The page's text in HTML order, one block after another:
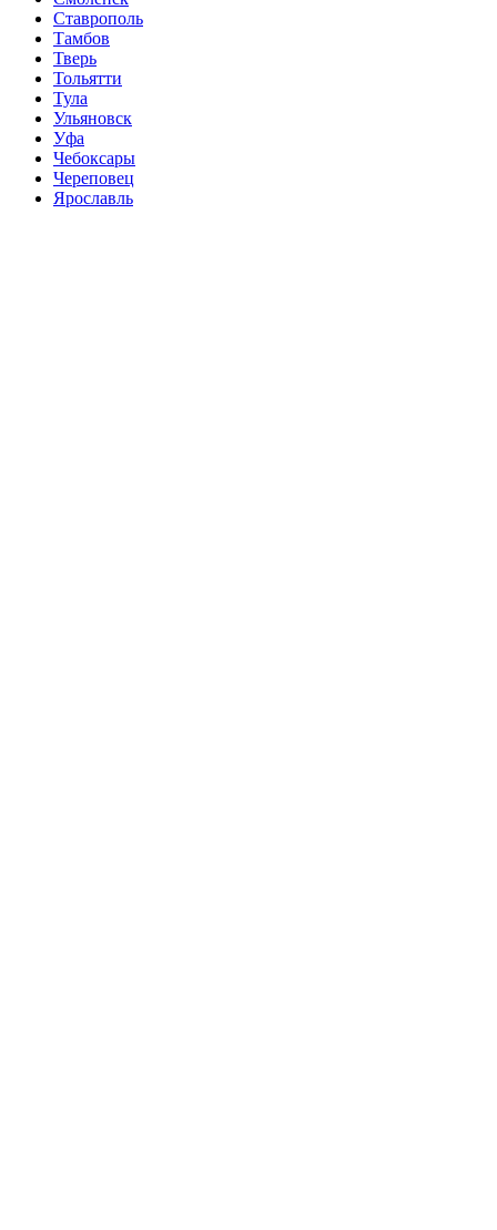
Ставрополь
Тамбов
Тверь
Тольятти
Тула
Ульяновск
Уфа
Чебоксары
Череповец
Ярославль